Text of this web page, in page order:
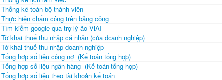
Thống kê toàn bộ thành viên
Thực hiện chấm công trên bảng công
Tìm kiếm google qua trợ lý ảo ViAI
Tờ khai thuế thu nhập cá nhân (của doanh nghiệp)
Tờ khai thuế thu nhập doanh nghiệp
Tổng hợp số liệu công nợ (Kế toán tổng hợp)
Tổng hợp số liệu ngân hàng (Kế toán tổng hợp)
Tổng hợp số liệu theo tài khoản kế toán